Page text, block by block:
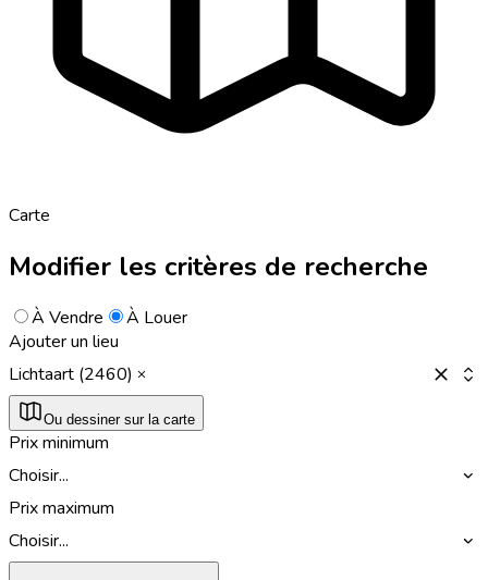
Carte
Modifier les critères de recherche
À Vendre
À Louer
Ajouter un lieu
Lichtaart (2460)
Ou dessiner sur la carte
Prix minimum
Choisir...
Prix maximum
Choisir...